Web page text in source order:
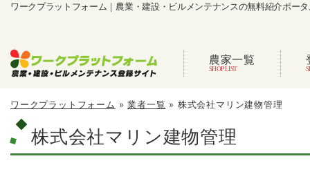
ワークプラットフォーム｜農業・建設・ビルメンテナンスの無料紹介ポー
農家一覧
ワークプラットフォーム »業者一覧 » 株式会社マリン建物管理
株式会社マリン建物管理